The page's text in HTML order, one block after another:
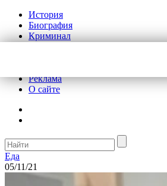
История
Биография
Криминал
Реклама
О сайте
Еда
05/11/21